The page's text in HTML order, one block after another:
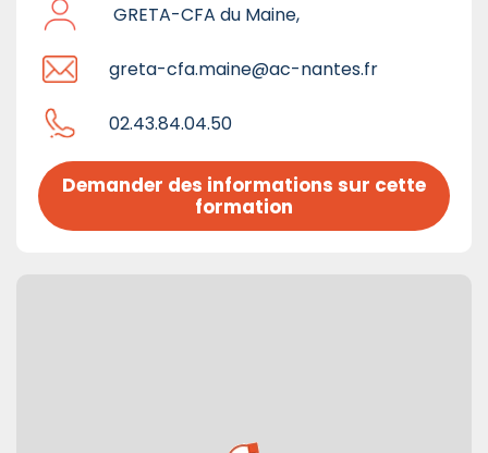
GRETA-CFA du Maine,
greta-cfa.maine@ac-nantes.fr
02.43.84.04.50
Demander des informations sur cette
formation